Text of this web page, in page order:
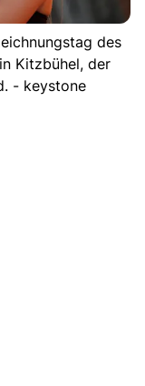
des
Kitzbühel, der
- keystone